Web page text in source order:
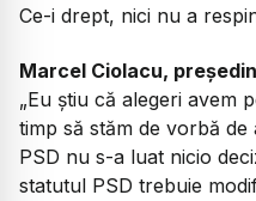
Ce-i drept, nici nu a
Marcel Ciolacu,
„Eu știu că alegeri avem
timp să stăm de vorbă
PSD nu s-a luat nicio
statutul PSD trebuie